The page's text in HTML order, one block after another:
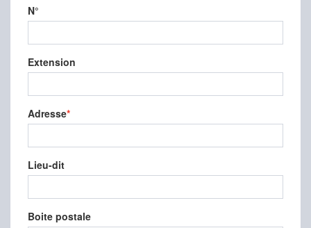
N°
Extension
Adresse
Lieu-dit
Boite postale